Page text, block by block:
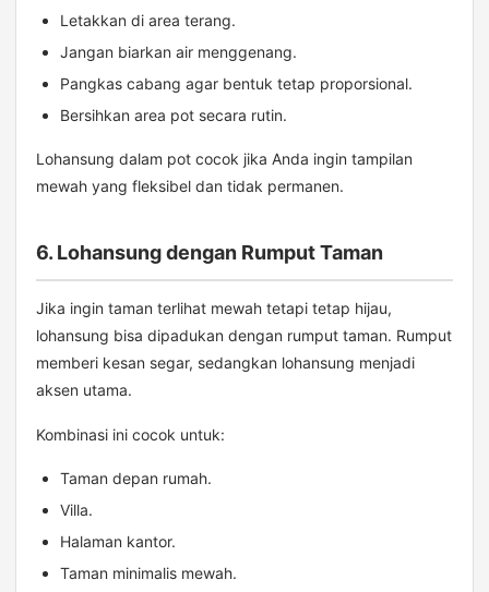
Letakkan di area terang.
Jangan biarkan air menggenang.
Pangkas cabang agar bentuk tetap proporsional.
Bersihkan area pot secara rutin.
Lohansung dalam pot cocok jika Anda ingin tampilan
mewah yang fleksibel dan tidak permanen.
6. Lohansung dengan Rumput Taman
Jika ingin taman terlihat mewah tetapi tetap hijau,
lohansung bisa dipadukan dengan rumput taman. Rumput
memberi kesan segar, sedangkan lohansung menjadi
aksen utama.
Kombinasi ini cocok untuk:
Taman depan rumah.
Villa.
Halaman kantor.
Taman minimalis mewah.